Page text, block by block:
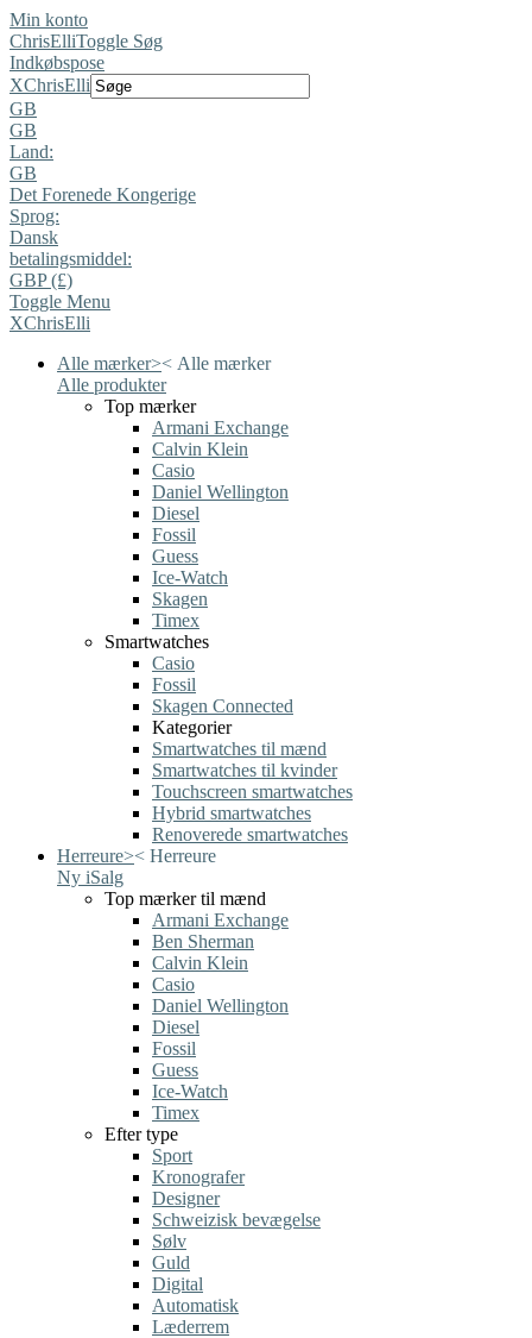
Min konto
ChrisElliToggle Søg
Indkøbspose
XChrisElli
GB
GB
Land:
GB
Det Forenede Kongerige
Sprog:
Dansk
betalingsmiddel:
GBP (£)
Toggle Menu
XChrisElli
Alle mærker>< Alle mærker
Alle produkter
Top mærker
Armani Exchange
Calvin Klein
Casio
Daniel Wellington
Diesel
Fossil
Guess
Ice-Watch
Skagen
Timex
Smartwatches
Casio
Fossil
Skagen Connected
Kategorier
Smartwatches til mænd
Smartwatches til kvinder
Touchscreen smartwatches
Hybrid smartwatches
Renoverede smartwatches
Herreure>< Herreure
Ny iSalg
Top mærker til mænd
Armani Exchange
Ben Sherman
Calvin Klein
Casio
Daniel Wellington
Diesel
Fossil
Guess
Ice-Watch
Timex
Efter type
Sport
Kronografer
Designer
Schweizisk bevægelse
Sølv
Guld
Digital
Automatisk
Læderrem